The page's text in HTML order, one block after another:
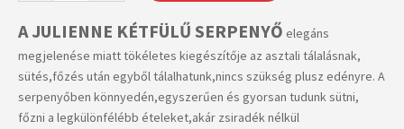
A JULIENNE KÉTFÜLŰ SERPENYŐ elegáns
megjelenése miatt tökéletes kiegészítője az asztali tálalásnak,
sütés,főzés után egyből tálalhatunk,nincs szükség plusz edényre. A
serpenyőben könnyedén,egyszerűen és gyorsan tudunk sütni,
főzni a legkülönfélébb ételeket,akár zsiradék nélkül